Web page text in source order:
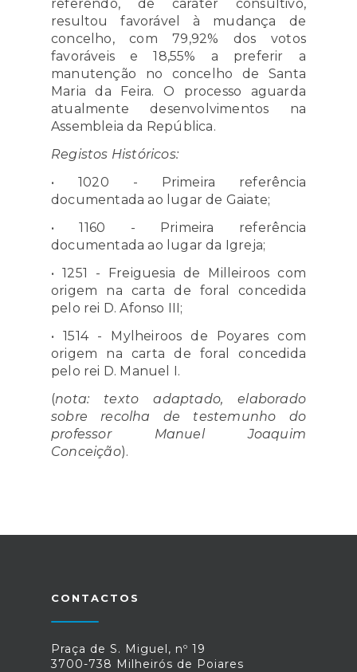
referendo, de caráter consultivo,
resultou favorável à mudança de
concelho, com 79,92% dos votos
favoráveis e 18,55% a preferir a
manutenção no concelho de Santa
Maria da Feira. O processo aguarda
atualmente desenvolvimentos na
Assembleia da República.
Registos Históricos:
• 1020 - Primeira referência
documentada ao lugar de Gaiate;
• 1160 - Primeira referência
documentada ao lugar da Igreja;
• 1251 - Freiguesia de Milleiroos com
origem na carta de foral concedida
pelo rei D. Afonso III;
• 1514 - Mylheiroos de Poyares com
origem na carta de foral concedida
pelo rei D. Manuel I.
(nota: texto adaptado, elaborado
sobre recolha de testemunho do
professor Manuel Joaquim
Conceição).
CONTACTOS
Praça de S. Miguel, nº 19
3700-738 Milheirós de Poiares